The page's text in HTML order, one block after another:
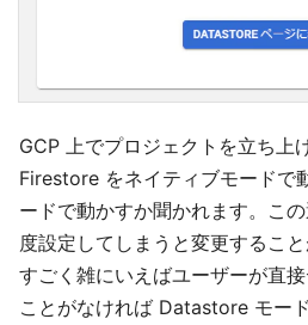
GCP 上でプロジェクトを立ち上
Firestore をネイティブモードで
ードで動かすか聞かれます。こ
度設定してしまうと変更すること
すごく雑にいえばユーザーが直
ことがなければ Datastore モー